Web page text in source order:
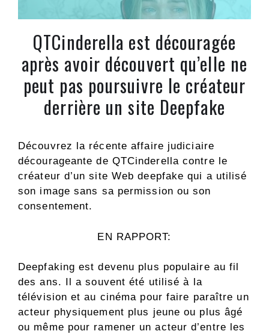
QTCinderella est découragée
après avoir découvert qu’elle ne
peut pas poursuivre le créateur
derrière un site Deepfake
Découvrez la récente affaire judiciaire
décourageante de QTCinderella contre le
créateur d’un site Web deepfake qui a utilisé
son image sans sa permission ou son
consentement.
EN RAPPORT:
Deepfaking est devenu plus populaire au fil
des ans. Il a souvent été utilisé à la
télévision et au cinéma pour faire paraître un
acteur physiquement plus jeune ou plus âgé
ou même pour ramener un acteur d’entre les